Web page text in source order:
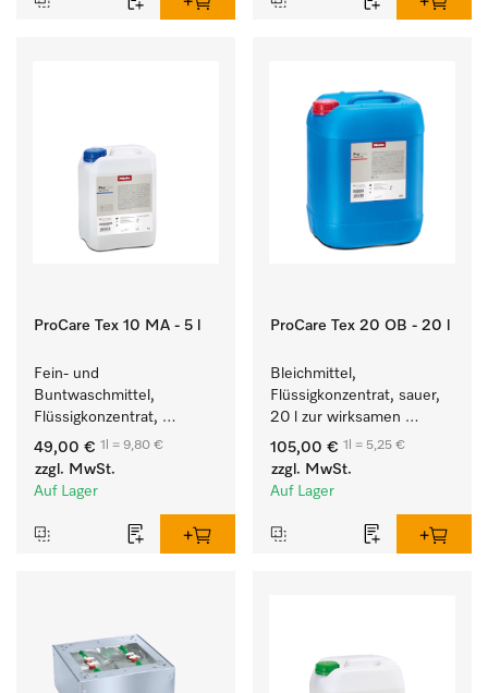
ProCare Tex 10 MA - 5 l
Fein- und
Buntwaschmittel,
Flüssigkonzentrat,
mildalkalisch, 5 l zur
Reinigung von
Buntwäsche und
49,00 € 1l = 9,80 €
zzgl. MwSt.
Auf Lager
ProCare Tex 20 OB - 20 l
Bleichmittel,
Flüssigkonzentrat, sauer,
20 l zur wirksamen
Entfernung von
hartnäckigen Flecken.
105,00 € 1l = 5,25 €
zzgl. MwSt.
Auf Lager